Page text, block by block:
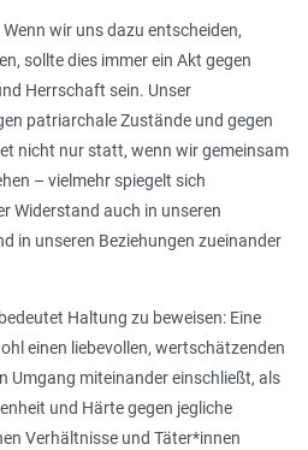
wir uns dazu entscheiden,
sollte dies immer ein Akt gegen
Herrschaft sein. Unser
patriarchale Zustände und gegen
nicht nur statt, wenn wir gemeinsam
– vielmehr spiegelt sich
Widerstand auch in unseren
in unseren Beziehungen zueinander
Haltung zu beweisen: Eine
einen liebevollen, wertschätzenden
Umgang miteinander einschließt, als
und Härte gegen jegliche
Verhältnisse und Täter*innen